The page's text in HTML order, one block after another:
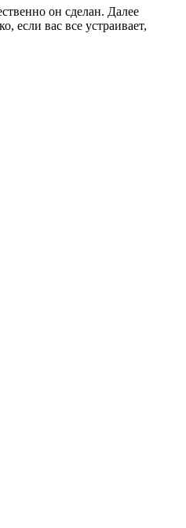
он сделан. Далее
если вас все устраивает,